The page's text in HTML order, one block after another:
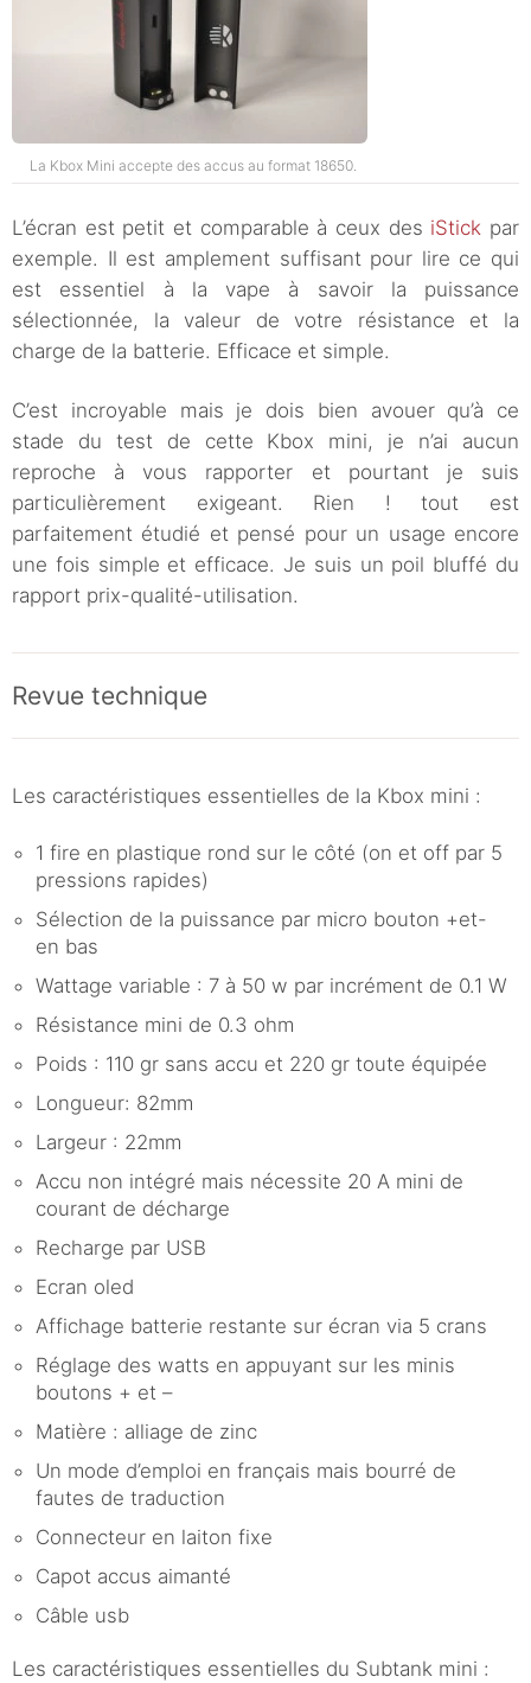
La Kbox Mini accepte des accus au format 18650.
L’écran est petit et comparable à ceux des iStick par
exemple. Il est amplement suffisant pour lire ce qui
est essentiel à la vape à savoir la puissance
sélectionnée, la valeur de votre résistance et la
charge de la batterie. Efficace et simple.
C’est incroyable mais je dois bien avouer qu’à ce
stade du test de cette Kbox mini, je n’ai aucun
reproche à vous rapporter et pourtant je suis
particulièrement exigeant. Rien ! tout est
parfaitement étudié et pensé pour un usage encore
une fois simple et efficace. Je suis un poil bluffé du
rapport prix-qualité-utilisation.
Revue technique
Les caractéristiques essentielles de la Kbox mini :
1 fire en plastique rond sur le côté (on et off par 5
pressions rapides)
Sélection de la puissance par micro bouton +et-
en bas
Wattage variable : 7 à 50 w par incrément de 0.1 W
Résistance mini de 0.3 ohm
Poids : 110 gr sans accu et 220 gr toute équipée
Longueur: 82mm
Largeur : 22mm
Accu non intégré mais nécessite 20 A mini de
courant de décharge
Recharge par USB
Ecran oled
Affichage batterie restante sur écran via 5 crans
Réglage des watts en appuyant sur les minis
boutons + et –
Matière : alliage de zinc
Un mode d’emploi en français mais bourré de
fautes de traduction
Connecteur en laiton fixe
Capot accus aimanté
Câble usb
Les caractéristiques essentielles du Subtank mini :